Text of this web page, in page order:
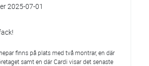
2025-07-01
finns på plats med två montrar, en där
samt en där Cardi visar det senaste